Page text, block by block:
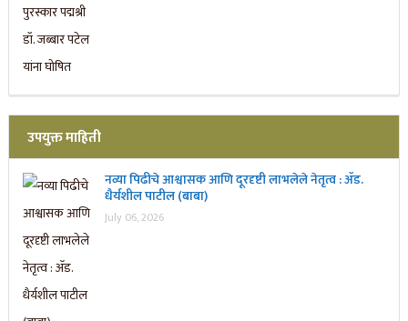
उपयुक्त माहिती
नव्या पिढीचे आश्वासक आणि दूरदृष्टी लाभलेले नेतृत्व : ॲड.
धैर्यशील पाटील (बाबा)
July 06, 2026